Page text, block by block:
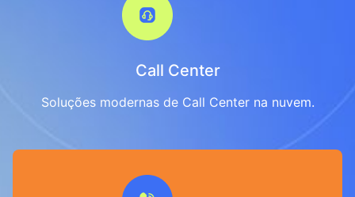
Call Center
Soluções modernas de Call Center na nuvem.